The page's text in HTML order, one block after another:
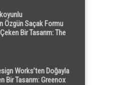
Özgün Saçak Formu
Bir Tasarım: The
Works’ten Doğayla
Bir Tasarım: Greenox